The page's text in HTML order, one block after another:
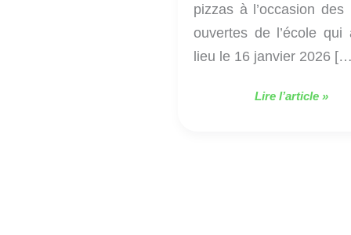
pizzas à l’occasion des
ouvertes de l’école qui
lieu le 16 janvier 2026
Lire l’article »